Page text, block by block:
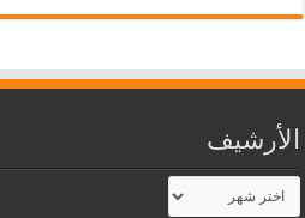
الأرشيف
الأرشيف